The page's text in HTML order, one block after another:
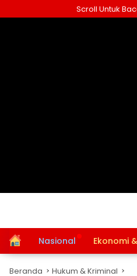
ke
Scroll Untuk
HomeNasional Ekonomi
Beranda Hukum & Kriminal